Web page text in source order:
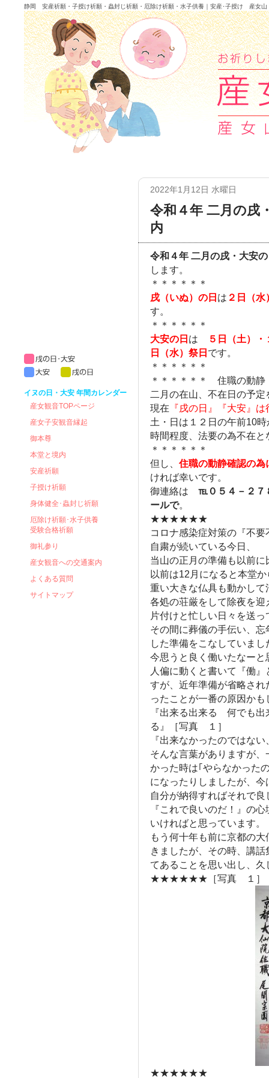
静岡 安産祈願・子授け祈願・蟲封じ祈願・厄除け祈願・水子供養｜安産･子授け 産女
2022年1月12日 水曜日
令和４年 二月の戌
内
令和４年 二月の戌・大安
します。
＊＊＊＊＊＊
戌（いぬ）の日 は ２日（
す。
＊＊＊＊＊＊
大安の日 は
５日（土）
日（水）祭日 です。
＊＊＊＊＊＊
＊＊＊＊＊＊ 住職の動
二月の在山、不在日の予
現在 『戌の日』『大安』
土・日は１２日の午前10
時間程度、法要の為不在と
＊＊＊＊＊＊
但し、 住職の動静確認の為
ければ幸いです。
御連絡は ℡０５４－２７
ールで。
★★★★★★
コロナ感染症対策の『不
自粛が続いている今日、
当山の正月の準備も以前
以前は12月になると本堂
重い大きな仏具も動かして
各処の荘厳をして除夜を
片付けと忙しい日々を送っ
その間に葬儀の手伝い、
した準備をこなしていまし
今思うと良く働いたなーと
人偏に動くと書いて『働
すが、近年準備が省略さ
ったことが一番の原因かも
『出来る出来る 何でも
る』［写真 １］
『出来なかったのではな
そんな言葉がありますが
かった時は｢やらなかった
になったりしましたが、
自分が納得すればそれで
『これで良いのだ！』の
いければと思っています。
もう何十年も前に京都の
きましたが、その時、講
てあることを思い出し、
★★★★★★［写真 １］
★★★★★★
イヌの日・大安 年間カレンダー
産女観音TOPページ
産女子安観音縁起
御本尊
本堂と境内
安産祈願
子授け祈願
身体健全･蟲封じ祈願
厄除け祈願･水子供養
受験合格祈願
御礼参り
産女観音への交通案内
よくある質問
サイトマップ